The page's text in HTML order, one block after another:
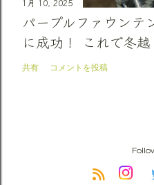
1月 10, 2025
パープルファウンテ
に成功！ これで冬
共有 コメントを投稿